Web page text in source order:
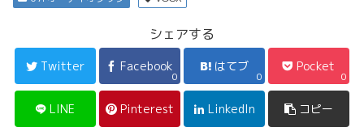
シェアする
Twitter Facebook
0
はてブ
0
Pocket
0
LINE Pinterest LinkedIn コピー